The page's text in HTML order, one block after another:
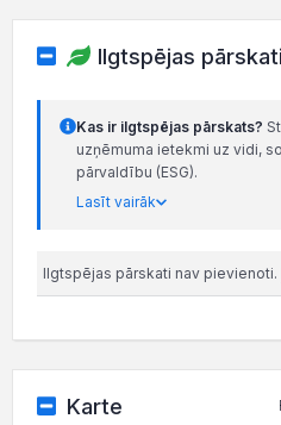
Ilgtspējas pārskati
Kas ir ilgtspējas pārskats?
uzņēmuma ietekmi uz vidi,
pārvaldību (ESG).
Lasīt vairāk
Ilgtspējas pārskati nav pievienoti.
Karte